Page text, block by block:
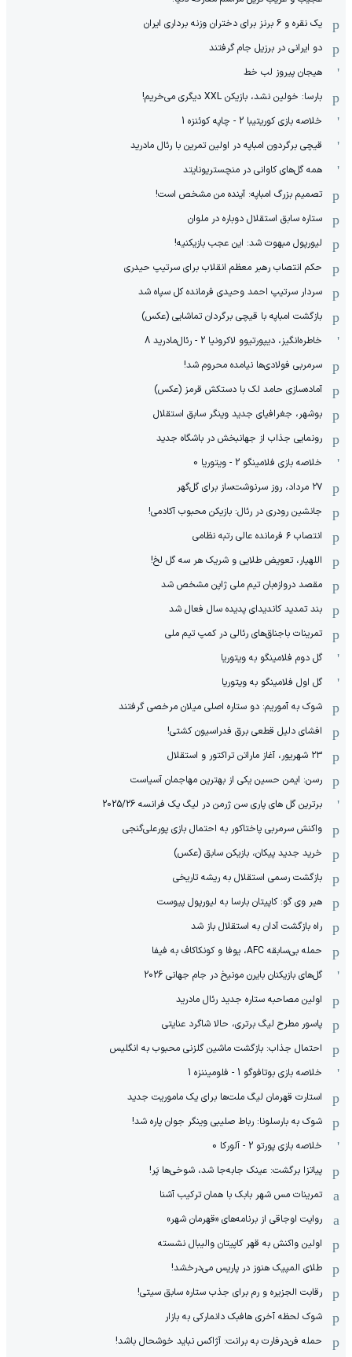
یک نقره و 6 برنز برای دختران وزنه برداری ایران
دو ایرانی در برزیل جام گرفتند
هیجان پیروز لب خط
بارسا: خولین نشد، بازیکن XXL دیگری می‌خریم!
خلاصه بازی کوریتیبا 2 - چاپه کوئنزه 1
قیچی برگردون امباپه در اولین تمرین با رئال مادرید
همه گل‌های کاوانی در منچستریونایتد
تصمیم بزرگ امباپه: آینده من مشخص است!
ستاره سابق استقلال دوباره در ملوان
لیورپول مبهوت شد: این عجب بازیکنیه!
حکم انتصاب رهبر معظم انقلاب برای سرتیپ حیدری
سردار سرتیپ احمد وحیدی فرمانده کل سپاه شد
بازگشت امباپه با قیچی برگردان تماشایی (عکس)
خاطره‌انگیز، دیپورتیوو لاکرونیا 2 - رئال‌مادرید 8
سرمربی فولادی‌ها نیامده محروم شد!
آماده‌سازی حامد لک با دستکش قرمز (عکس)
بوشهر، جغرافیای جدید وینگر سابق استقلال
رونمایی جذاب از جهانبخش در باشگاه جدید
خلاصه بازی فلامینگو 2 - ویتوریا 0
۲۷ مرداد، روز سرنوشت‌ساز برای گل‌گهر
جانشین رودری در رئال: بازیکن محبوب آکادمی!
انتصاب ۶ فرمانده عالی رتبه نظامی
اللهیار، تعویض طلایی و شریک هر سه گل لخ!
مقصد دروازه‌بان تیم ملی ژاپن مشخص شد
بند تمدید کاندیدای پدیده سال فعال شد
‫تمرینات باجناق‌های رئالی در کمپ تیم ملی
گل دوم فلامینگو به ویتوریا
گل اول فلامینگو به ویتوریا
شوک به آموریم: دو ستاره اصلی میلان مرخصی گرفتند
افشای دلیل قطعی برق فدراسیون کشتی!
۲۳ شهریور، آغاز ماراتن تراکتور و استقلال
رسن: ایمن حسین یکی از بهترین مهاجمان آسیاست
برترین گل های پاری سن ژرمن در لیگ یک فرانسه 2025/26
واکنش سرمربی پاختاکور به احتمال بازی پورعلی‌گنجی
خرید جدید پیکان، بازیکن سابق (عکس)
بازگشت رسمی استقلال به ریشه تاریخی
هیر وی گو: کاپیتان بارسا به لیورپول پیوست
راه بازگشت آدان به استقلال باز شد
حمله بی‌سابقه AFC، یوفا و کونکاکاف به فیفا
گل‌های بازیکنان بایرن مونیخ در جام جهانی 2026
‫اولین مصاحبه ستاره جدید رئال مادرید
پاسور مطرح لیگ برتری، حالا شاگرد عنایتی
احتمال جذاب: بازگشت ماشین گلزنی محبوب به انگلیس
خلاصه بازی بوتافوگو 1 - فلومیننزه 1
استارت قهرمان لیگ ملت‌ها برای یک ماموریت جدید
‫شوک به بارسلونا: رباط صلیبی وینگر جوان پاره شد!
خلاصه بازی پورتو 2 - آلورکا 0
پیاتزا برگشت: عینک جابه‌جا شد، شوخی‌ها پَر!
تمرینات مس شهر بابک با همان ترکیب آشنا
روایت اوجاقی از برنامه‌های «قهرمان شهر»
اولین واکنش به قهر کاپیتان والیبال نشسته
طلای المپیک هنوز در پاریس می‌درخشد!
رقابت الجزیره و رم برای جذب ستاره سابق سیتی!
شوک لحظه آخری هافبک دانمارکی به بازار
حمله فن‌درفارت به برانت: آژاکس نباید خوشحال باشد!